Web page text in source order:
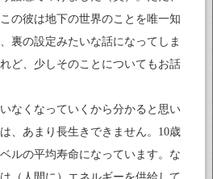
の彼は地下の世界のことを唯一知
裏の設定みたいな話になってしま
ど、少しそのことについてもお話
なくなっていくから分かると思い
、あまり長生きできません。10歳
ルの平均寿命になっています。な